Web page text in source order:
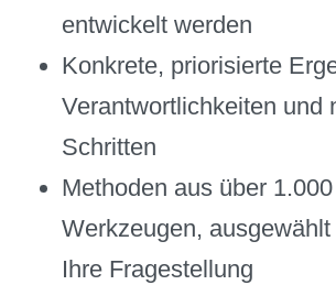
entwickelt werden
Konkrete, priorisierte
Verantwortlichkeiten und
Schritten
Methoden aus über
Werkzeugen,
Ihre Fragestellung